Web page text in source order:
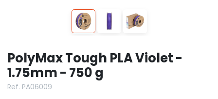
PolyMax Tough PLA Violet -
1.75mm - 750 g
Ref. PA06009